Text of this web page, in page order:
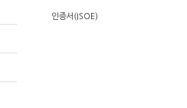
인증서(ISOE)